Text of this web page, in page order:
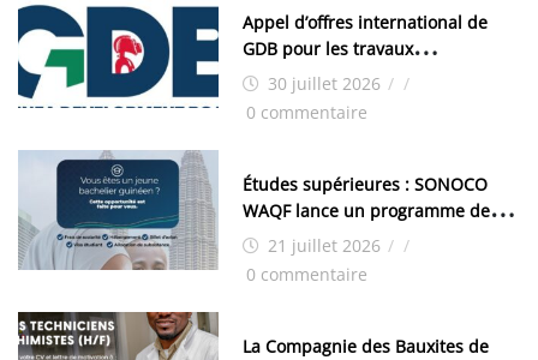
Appel d’offres international de
GDB pour les travaux
d’aménagement de la zone
industrielle de FANDJE (PAZIF)
30 juillet 2026 / /
0 commentaire
Études supérieures : SONOCO
WAQF lance un programme de
bourses pour la Malaisie
21 juillet 2026 / /
0 commentaire
La Compagnie des Bauxites de